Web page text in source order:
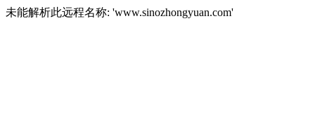
未能解析此远程名称: 'www.sinozhongyuan.com'